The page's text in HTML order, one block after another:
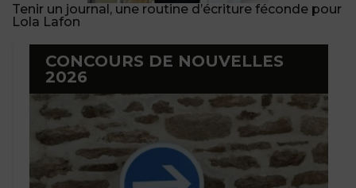
Tenir un journal, une routine d’écriture féconde pour
Lola Lafon
CONCOURS DE NOUVELLES
2026